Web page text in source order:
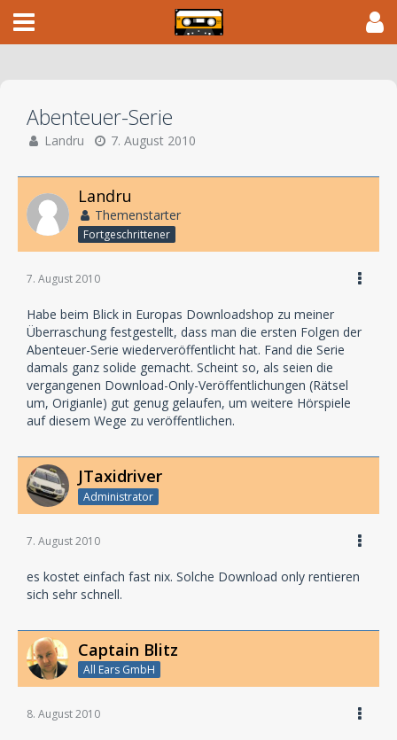
Abenteuer-Serie
Landru 7. August 2010
Landru
Themenstarter
Fortgeschrittener
7. August 2010
Habe beim Blick in Europas Downloadshop zu meiner
Überraschung festgestellt, dass man die ersten Folgen der
Abenteuer-Serie wiederveröffentlicht hat. Fand die Serie
damals ganz solide gemacht. Scheint so, als seien die
vergangenen Download-Only-Veröffentlichungen (Rätsel
um, Origianle) gut genug gelaufen, um weitere Hörspiele
auf diesem Wege zu veröffentlichen.
JTaxidriver
Administrator
7. August 2010
es kostet einfach fast nix. Solche Download only rentieren
sich sehr schnell.
Captain Blitz
All Ears GmbH
8. August 2010